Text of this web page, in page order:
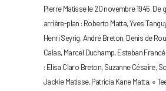
Pierre Matisse le 20 novembre 1945. De
arrière-plan : Roberto Matta, Yves
Henri Seyrig, André Breton, Denis de
Calas, Marcel Duchamp, Esteban
: Elisa Claro Breton, Suzanne Césaire,
Jackie Matisse, Patricia Kane Matta, «